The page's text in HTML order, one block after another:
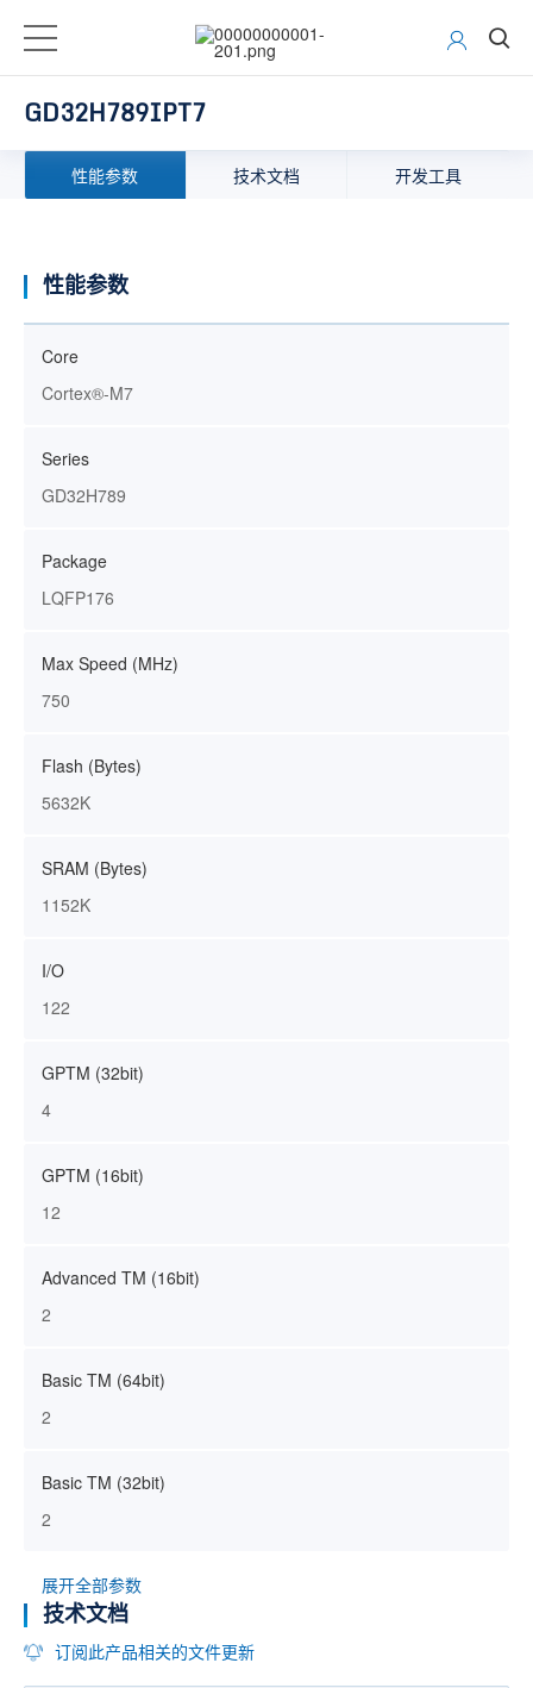
GD32H789IPT7
性能参数 技术文档 开发工具
性能参数
Core
Cortex®-M7
Series
GD32H789
Package
LQFP176
Max Speed (MHz)
750
Flash (Bytes)
5632K
SRAM (Bytes)
1152K
I/O
122
GPTM (32bit)
4
GPTM (16bit)
12
Advanced TM (16bit)
2
Basic TM (64bit)
2
Basic TM (32bit)
2
展开全部参数
技术文档
订阅此产品相关的文件更新